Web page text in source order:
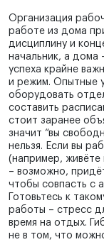
Организация
работе из дома
дисциплину и
начальник, а дома
успеха крайне
и режим. Опытные
оборудовать
составить
стоит заранее
значит “вы
нельзя. Если вы
(например,
– возможно,
чтобы совпасть с
Готовьтесь к
работы – стресс
время на отдых.
не в том, что